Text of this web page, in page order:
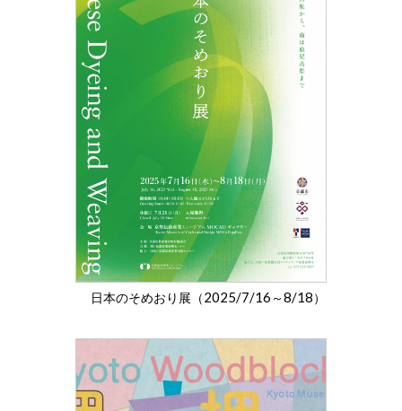
日本のそめおり展（2025/7/16 ～8/18）